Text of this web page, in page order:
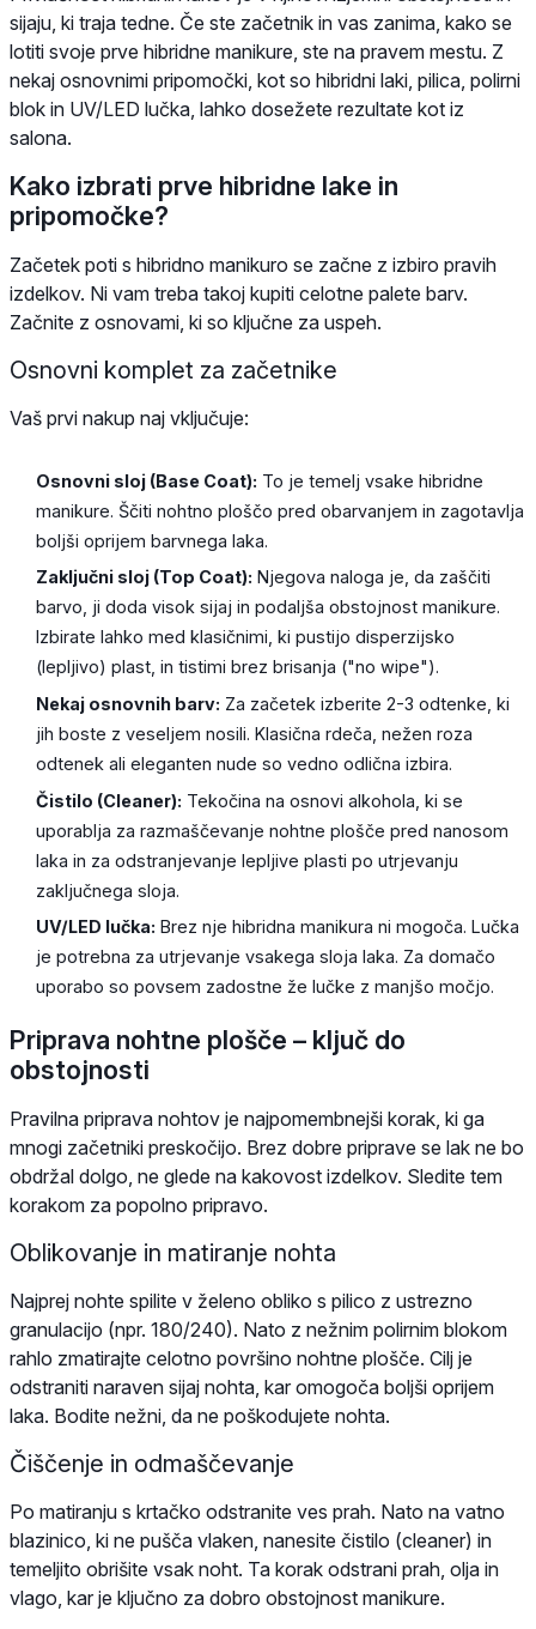
sijaju, ki traja tedne. Če ste začetnik in vas zanima, kako se
lotiti svoje prve hibridne manikure, ste na pravem mestu. Z
nekaj osnovnimi pripomočki, kot so hibridni laki, pilica, polirni
blok in UV/LED lučka, lahko dosežete rezultate kot iz
salona.
Kako izbrati prve hibridne lake in
pripomočke?
Začetek poti s hibridno manikuro se začne z izbiro pravih
izdelkov. Ni vam treba takoj kupiti celotne palete barv.
Začnite z osnovami, ki so ključne za uspeh.
Osnovni komplet za začetnike
Vaš prvi nakup naj vključuje:
Osnovni sloj (Base Coat): To je temelj vsake hibridne
manikure. Ščiti nohtno ploščo pred obarvanjem in zagotavlja
boljši oprijem barvnega laka.
Zaključni sloj (Top Coat): Njegova naloga je, da zaščiti
barvo, ji doda visok sijaj in podaljša obstojnost manikure.
Izbirate lahko med klasičnimi, ki pustijo disperzijsko
(lepljivo) plast, in tistimi brez brisanja ("no wipe").
Nekaj osnovnih barv: Za začetek izberite 2-3 odtenke, ki
jih boste z veseljem nosili. Klasična rdeča, nežen roza
odtenek ali eleganten nude so vedno odlična izbira.
Čistilo (Cleaner): Tekočina na osnovi alkohola, ki se
uporablja za razmaščevanje nohtne plošče pred nanosom
laka in za odstranjevanje lepljive plasti po utrjevanju
zaključnega sloja.
UV/LED lučka: Brez nje hibridna manikura ni mogoča. Lučka
je potrebna za utrjevanje vsakega sloja laka. Za domačo
uporabo so povsem zadostne že lučke z manjšo močjo.
Priprava nohtne plošče – ključ do
obstojnosti
Pravilna priprava nohtov je najpomembnejši korak, ki ga
mnogi začetniki preskočijo. Brez dobre priprave se lak ne bo
obdržal dolgo, ne glede na kakovost izdelkov. Sledite tem
korakom za popolno pripravo.
Oblikovanje in matiranje nohta
Najprej nohte spilite v želeno obliko s pilico z ustrezno
granulacijo (npr. 180/240). Nato z nežnim polirnim blokom
rahlo zmatirajte celotno površino nohtne plošče. Cilj je
odstraniti naraven sijaj nohta, kar omogoča boljši oprijem
laka. Bodite nežni, da ne poškodujete nohta.
Čiščenje in odmaščevanje
Po matiranju s krtačko odstranite ves prah. Nato na vatno
blazinico, ki ne pušča vlaken, nanesite čistilo (cleaner) in
temeljito obrišite vsak noht. Ta korak odstrani prah, olja in
vlago, kar je ključno za dobro obstojnost manikure.